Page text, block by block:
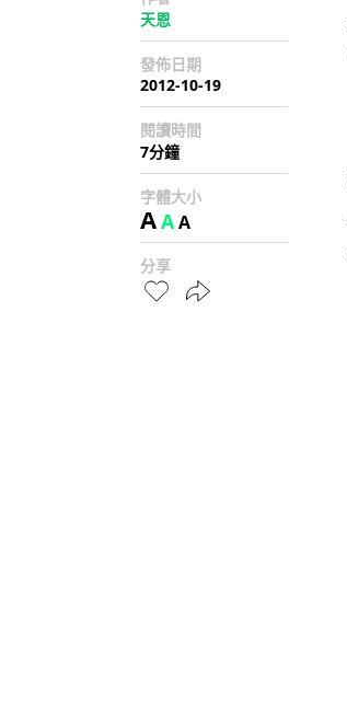
天恩
發佈日期
2012-10-19
閱讀時間
7分鐘
字體大小
AAA
分享